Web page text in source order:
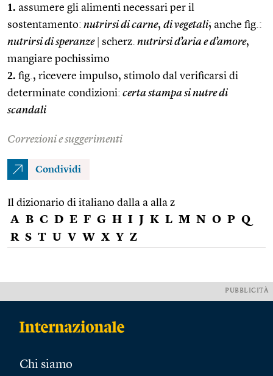
1. assumere gli alimenti necessari per il
sostentamento: nutrirsi di carne, di vegetali; anche fig.:
nutrirsi di speranze
scherz. nutrirsi d’aria e d’amore,
mangiare pochissimo
2. fig., ricevere impulso, stimolo dal verificarsi di
determinate condizioni: certa stampa si nutre di
scandali
Correzioni e suggerimenti
Condividi
Il dizionario di italiano dalla a alla z
A B C D E F G H I J K L M N O P Q
R S T U V W X Y Z
PUBBLICITÀ
Chi siamo